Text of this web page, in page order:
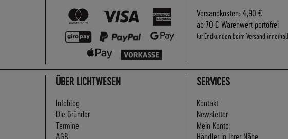
Versandkosten: 4,90 €
ab 70 € Warenwert portofrei
für Endkunden beim Versand
ÜBER LICHTWESEN
Infoblog
Die Gründer
Termine
AGB
SERVICES
Kontakt
Newsletter
Mein Konto
Händler in Ihrer Nähe